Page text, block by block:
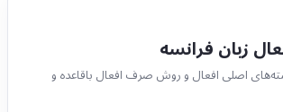
زبان فرانسه
اصلی افعال و روش صرف افعال باقاعده و